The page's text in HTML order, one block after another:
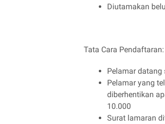
Diutamakan
Tata Cara Pendaftaran:
Pelamar
Pelamar yang
diberhentikan
10.000
Surat lamaran